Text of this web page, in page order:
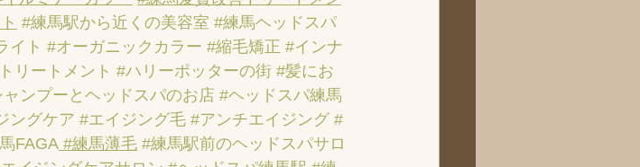
#練馬駅から近くの美容室 #練馬ヘッドスパ
イト #オーガニックカラー #縮毛矯正 #インナ
リートメント #ハリーポッターの街 #髪にお
ンプーとヘッドスパのお店 #ヘッドスパ練馬
ングケア #エイジング毛 #アンチエイジング #
FAGA #練馬薄毛 #練馬駅前のヘッドスパサロ